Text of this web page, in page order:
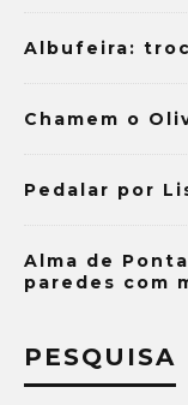
Albufeira:
Chamem o
Pedalar por
Alma de
paredes com
PESQUISA